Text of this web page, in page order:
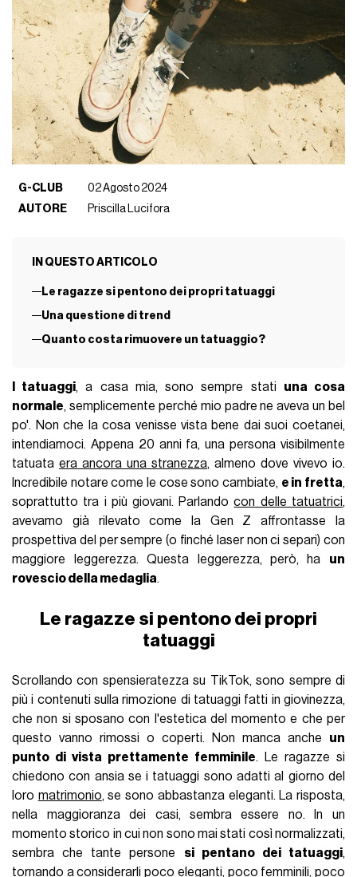
G-CLUB
02 Agosto 2024
AUTORE
Priscilla Lucifora
IN QUESTO ARTICOLO
Le ragazze si pentono dei propri tatuaggi
Una questione di trend
Quanto costa rimuovere un tatuaggio?
I tatuaggi, a casa mia, sono sempre stati una cosa
normale, semplicemente perché mio padre ne aveva un bel
po'. Non che la cosa venisse vista bene dai suoi coetanei,
intendiamoci. Appena 20 anni fa, una persona visibilmente
tatuataera ancora una stranezza, almeno dove vivevo io.
Incredibile notare come le cose sono cambiate, e in fretta,
soprattutto tra i più giovani. Parlandocon delle tatuatrici,
avevamo già rilevato come la Gen Z affrontasse la
prospettiva del per sempre (o finché laser non ci separi) con
maggiore leggerezza. Questa leggerezza, però, ha un
rovescio della medaglia.
Le ragazze si pentono dei propri
tatuaggi
Scrollando con spensieratezza su TikTok, sono sempre di
più i contenuti sulla rimozione di tatuaggi fatti in giovinezza,
che non si sposano con l'estetica del momento e che per
questo vanno rimossi o coperti. Non manca anche un
punto di vista prettamente femminile. Le ragazze si
chiedono con ansia se i tatuaggi sono adatti al giorno del
loro matrimonio, se sono abbastanza eleganti. La risposta,
nella maggioranza dei casi, sembra essere no. In un
momento storico in cui non sono mai stati così normalizzati,
sembra che tante persone si pentano dei tatuaggi,
tornando a considerarli poco eleganti, poco femminili, poco